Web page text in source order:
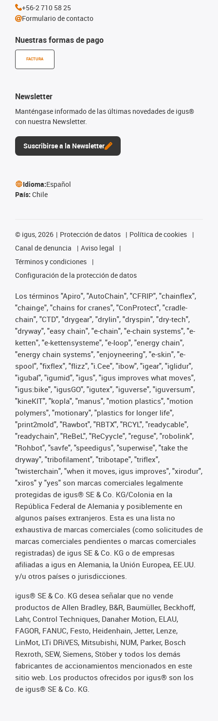
Nuestras formas de pago
FACTURA
Newsletter
Manténgase informado de las últimas novedades de igus®
con nuestra Newsletter.
Suscribirse a la Newsletter
+56-2 710 58 25
Formulario de contacto
Idioma:Español
País: Chile
© igus, 2026 Protección de datos
Política de cookies
Canal de denuncia
Aviso legal
Términos y condiciones
Configuración de la protección de datos
Los términos "Apiro", "AutoChain", "CFRIP", "chainflex",
"chainge", "chains for cranes", "ConProtect", "cradle-
chain", "CTD", "drygear", "drylin", "dryspin", "dry-tech",
"dryway", "easy chain", "e-chain", "e-chain systems", "e-
ketten", "e-kettensysteme", "e-loop", "energy chain",
"energy chain systems", "enjoyneering", "e-skin", "e-
spool", "fixflex", "flizz", "i.Cee", "ibow", "igear", "iglidur",
"igubal", "igumid", "igus", "igus improves what moves",
"igus:bike", "igusGO", "igutex", "iguverse", "iguversum",
"kineKIT", "kopla", "manus", "motion plastics", "motion
polymers", "motionary", "plastics for longer life",
"print2mold", "Rawbot", "RBTX", "RCYL", "readycable",
"readychain", "ReBeL", "ReCyycle", "reguse", "robolink",
"Rohbot", "savfe", "speedigus", "superwise", "take the
dryway", "tribofilament", "tribotape", "triflex",
"twisterchain", "when it moves, igus improves", "xirodur",
"xiros" y "yes" son marcas comerciales legalmente
protegidas de igus® SE & Co. KG/Colonia en la
República Federal de Alemania y posiblemente en
algunos países extranjeros. Esta es una lista no
exhaustiva de marcas comerciales (como solicitudes de
marcas comerciales pendientes o marcas comerciales
registradas) de igus SE & Co. KG o de empresas
afiliadas a igus en Alemania, la Unión Europea, EE.UU.
y/u otros países o jurisdicciones.
igus® SE & Co. KG desea señalar que no vende
productos de Allen Bradley, B&R, Baumüller, Beckhoff,
Lahr, Control Techniques, Danaher Motion, ELAU,
FAGOR, FANUC, Festo, Heidenhain, Jetter, Lenze,
LinMot, LTi DRiVES, Mitsubishi, NUM, Parker, Bosch
Rexroth, SEW, Siemens, Stöber y todos los demás
fabricantes de accionamientos mencionados en este
sitio web. Los productos ofrecidos por igus® son los
de igus® SE & Co. KG.